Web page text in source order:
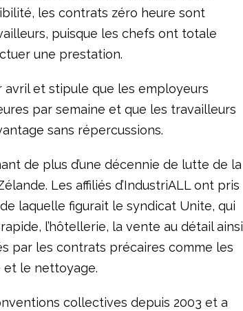
les contrats zéro heure sont
puisque les chefs ont totale
une prestation.
et stipule que les employeurs
par semaine et que les travailleurs
sans répercussions.
de plus d’une décennie de lutte de la
Les affiliés d’IndustriALL ont pris
laquelle figurait le syndicat Unite, qui
l’hôtellerie, la vente au détail ainsi
par les contrats précaires comme les
et le nettoyage.
collectives depuis 2003 et a